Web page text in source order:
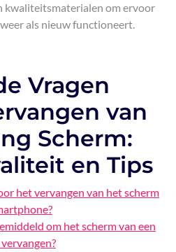
kwaliteitsmaterialen om ervoor
als nieuw functioneert.
Vragen
van
Scherm:
en Tips
het vervangen van het scherm
om het scherm van een